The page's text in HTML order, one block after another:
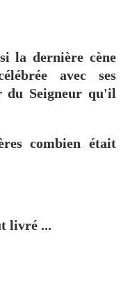
la dernière cène
avec ses
du Seigneur qu'il
combien était
livré ...